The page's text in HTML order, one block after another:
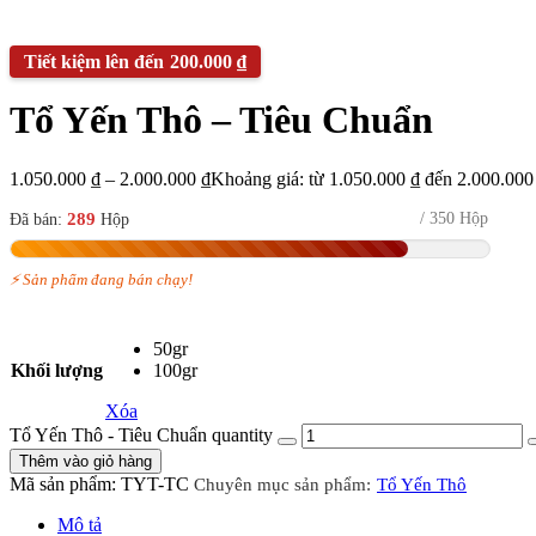
200.000 ₫
Tổ Yến Thô – Tiêu Chuẩn
1.050.000 ₫ – 2.000.000 ₫Khoảng giá: từ 1.050.000 ₫ đến
Đã bán: 289 Hộp / 350 Hộp
⚡ Sản phẩm đang bán chạy!
Khối lượng
50gr
100gr
Xóa
Tổ Yến Thô - Tiêu Chuẩn quantity
Thêm vào giỏ hàng
Mã sản phẩm: TYT-TC Tổ Yến Thô
Mô tả